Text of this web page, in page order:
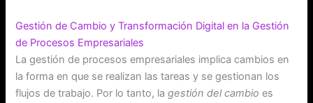
Gestión de Cambio y Transformación Digital en la Gestión
de Procesos Empresariales
La gestión de procesos empresariales implica cambios en
la forma en que se realizan las tareas y se gestionan los
flujos de trabajo. Por lo tanto, lagestión del cambio es